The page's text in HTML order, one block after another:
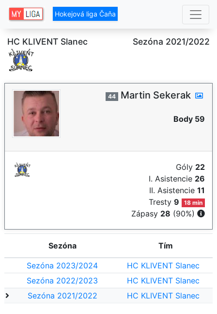
Hokejová liga Čaňa
HC KLIVENT Slanec Sezóna 2021/2022
44 Martin Sekerak
Body 59
Góly 22
I. Asistencie 26
II. Asistencie 11
Tresty9 18 min
Zápasy 28 (90%)
Sezóna Tím
Sezóna 2023/2024
HC KLIVENT Slanec
Sezóna 2022/2023
HC KLIVENT Slanec
Sezóna 2021/2022
HC KLIVENT Slanec